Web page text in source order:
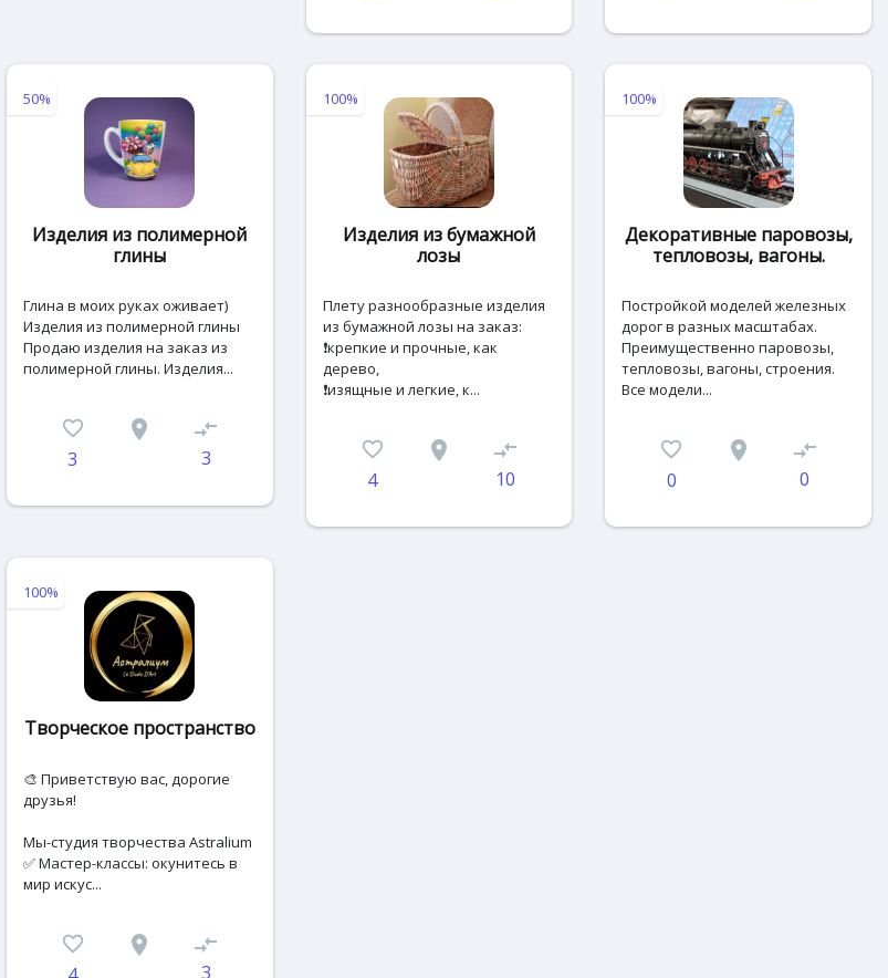
50%
Изделия из полимерной
глины
Глина в моих руках оживает)
Изделия из полимерной глины
Продаю изделия на заказ из
полимерной глины. Изделия...
favorite_border
3
place compare_arrows
3
100%
Изделия из бумажной
лозы
Плету разнообразные изделия
из бумажной лозы на заказ:
❗крепкие и прочные, как
дерево,
❗изящные и легкие, к...
favorite_border
4
place compare_arrows
10
100%
Декоративные паровозы,
тепловозы, вагоны.
Постройкой моделей железных
дорог в разных масштабах.
Преимущественно паровозы,
тепловозы, вагоны, строения.
Все модели...
favorite_border
0
place compare_arrows
0
100%
Творческое пространство
🎨 Приветствую вас, дорогие
друзья!
Мы-студия творчества Astralium
✅ Мастер-классы: окунитесь в
мир искус...
favorite_border
place compare_arrows
3